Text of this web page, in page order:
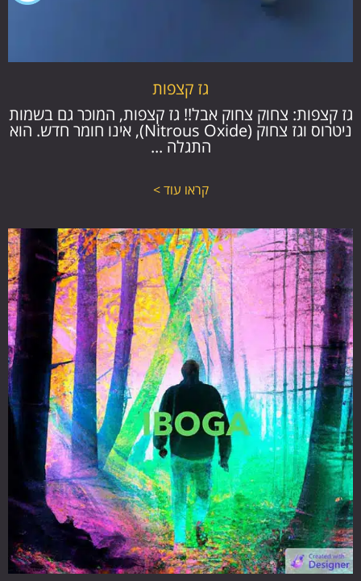
גז קצפות
גז קצפות: צחוק צחוק אבל!! גז קצפות, המוכר גם בשמות
ניטרוס וגז צחוק (Nitrous Oxide), אינו חומר חדש. הוא
התגלה ...
קראו עוד >